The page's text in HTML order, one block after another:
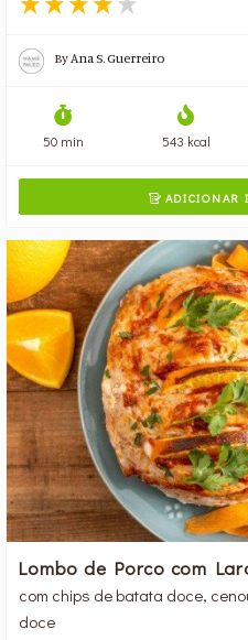
By Ana S. Guerreiro
50 min 543 kcal
ADICIONAR
Lombo de Porco com
com chips de batata doce,
doce